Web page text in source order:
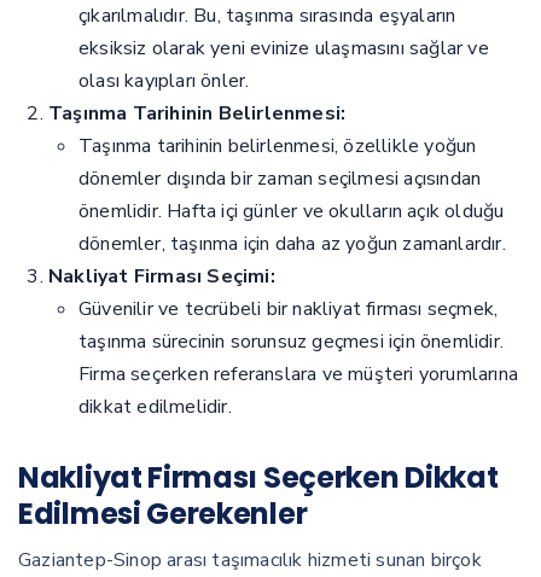
çıkarılmalıdır. Bu, taşınma sırasında eşyaların
eksiksiz olarak yeni evinize ulaşmasını sağlar ve
olası kayıpları önler.
Taşınma Tarihinin Belirlenmesi:
Taşınma tarihinin belirlenmesi, özellikle yoğun
dönemler dışında bir zaman seçilmesi açısından
önemlidir. Hafta içi günler ve okulların açık olduğu
dönemler, taşınma için daha az yoğun zamanlardır.
Nakliyat Firması Seçimi:
Güvenilir ve tecrübeli bir nakliyat firması seçmek,
taşınma sürecinin sorunsuz geçmesi için önemlidir.
Firma seçerken referanslara ve müşteri yorumlarına
dikkat edilmelidir.
Nakliyat Firması Seçerken Dikkat
Edilmesi Gerekenler
Gaziantep-Sinop arası taşımacılık hizmeti sunan birçok